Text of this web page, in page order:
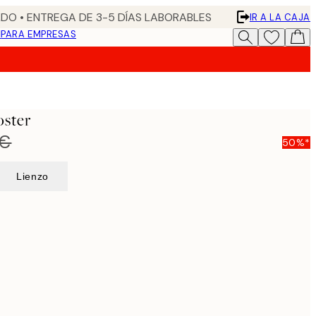
• ENTREGA DE 3-5 DÍAS LABORABLES
IR A LA CAJA
PARA EMPRESAS
50%*
Lienzo